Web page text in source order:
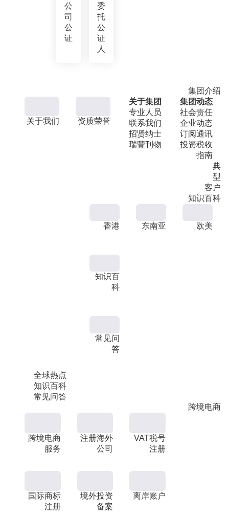
公
司
公
证
委
托
公
证
人
集团介绍
关于我们 资质荣誉
关于集团
专业人员
联系我们
招贤纳士
瑞豐刊物
集团动态
社会责任
企业动态
订阅通讯
投资税收
指南
典
型
客户
知识百科
全球热点
知识百科
常见问答
香港 东南亚 欧美
知识百
科
常见问
答
跨境电商
跨境电商
服务
注册海外
公司
VAT税号
注册
国际商标
注册
境外投资
备案
离岸账户